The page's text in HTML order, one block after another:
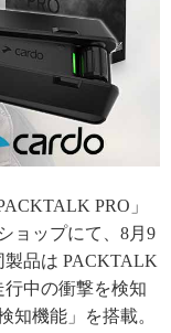
PRO」
ョップにて、8月9
製品は PACKTALK
中の衝撃を検知
知機能」を搭載。